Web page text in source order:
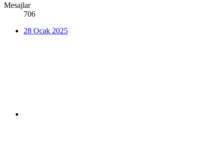
Mesajlar
706
28 Ocak 2025